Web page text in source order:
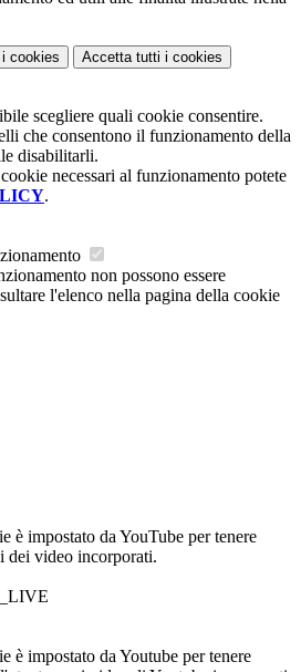
i cookies Accetta tutti i cookies
scegliere quali cookie consentire.
che consentono il funzionamento della
disabilitarli.
necessari al funzionamento potete
.
non possono essere
l'elenco nella pagina della cookie
è impostato da YouTube per tenere
dei video incorporati.
è impostato da Youtube per tenere